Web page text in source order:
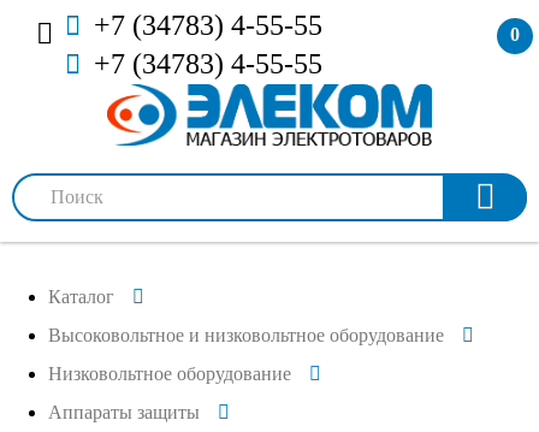
+7 (34783) 4-55-55
+7 (34783) 4-55-55
0
Каталог
Высоковольтное и низковольтное оборудование
Низковольтное оборудование
Аппараты защиты